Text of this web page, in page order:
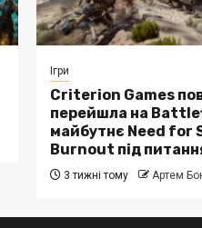
Ігри
Criterion Games
перейшла на
майбутнє Need for
Burnout під
3 тижні тому Артем